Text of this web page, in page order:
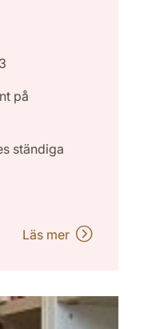
på
ständiga
Läs mer